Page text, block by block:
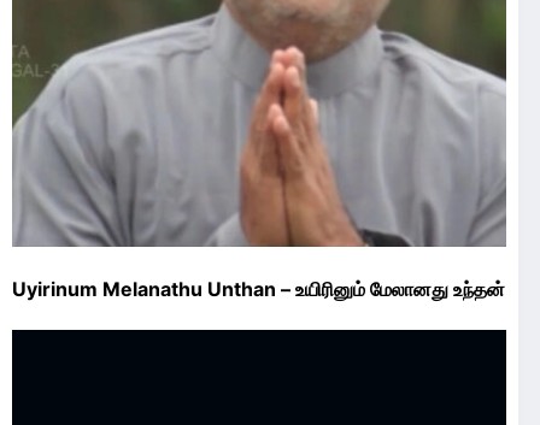
Uyirinum Melanathu Unthan – உயிரினும் மேலானது உந்தன்